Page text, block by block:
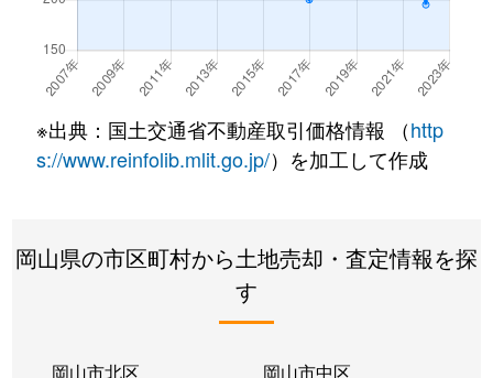
※出典：国土交通省不動産取引価格情報 （http
s://www.reinfolib.mlit.go.jp/）を加工して作成
岡山県の市区町村から土地売却・査定情報を探
す
岡山市北区 岡山市中区